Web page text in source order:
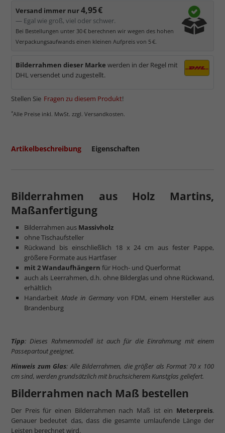
Versand immer nur4,95 €
— Egal wie groß, viel oder schwer.
Bei Bestellungen unter 30 € berechnen wir wegen des hohen
Verpackungsaufwands einen kleinen Aufpreis von 5 €.
Bilderrahmen dieser Marke werden in der Regel mit
DHL versendet und zugestellt.
Stellen Sie Fragen zu diesem Produkt!
*Alle Preise inkl. MwSt. zzgl. Versandkosten.
Artikelbeschreibung Eigenschaften
Bilderrahmen aus Holz Martins,
Maßanfertigung
Bilderrahmen aus Massivholz
ohne Tischaufsteller
Rückwand bis einschließlich 18 x 24 cm aus fester Pappe,
größere Formate aus Hartfaser
mit 2 Wandaufhängern für Hoch- und Querformat
auch als Leerrahmen, d.h. ohne Bilderglas und ohne Rückwand,
erhältlich
Handarbeit Made in Germanyvon FDM, einem Hersteller aus
Brandenburg
Tipp: Dieses Rahmenmodell ist auch für die Einrahmung mit einem
Passepartout geeignet.
Hinweis zum Glas: Alle Bilderrahmen, die größer als Format 70 x 100
cm sind, werden grundsätzlich mit bruchsicherem Kunstglas geliefert.
Bilderrahmen nach Maß bestellen
Der Preis für einen Bilderrahmen nach Maß ist ein Meterpreis.
Genauer bedeutet das, dass die gesamte umlaufende Länge der
Leisten berechnet wird.